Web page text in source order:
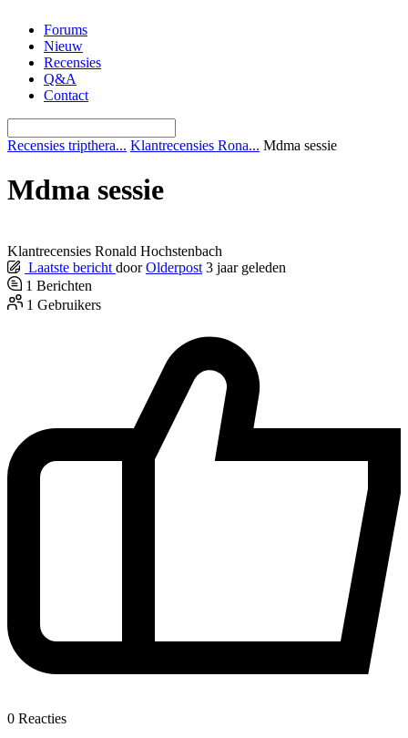
naar
inhoud
Forums
Nieuw
Recensies
Q&A
Contact
Recensies tripthera... Klantrecensies Rona... Mdma sessie
Mdma sessie
Klantrecensies Ronald Hochstenbach
Laatste bericht door Olderpost 3 jaar geleden
1 Berichten
1 Gebruikers
0 Reacties